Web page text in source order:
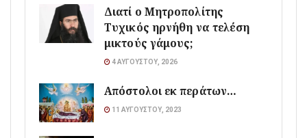
Διατί ο Μητροπολίτης
Τυχικός ηρνήθη να τελέση
μικτούς γάμους;
4 ΑΥΓΟΎΣΤΟΥ, 2026
Απόστολοι εκ περάτων…
11 ΑΥΓΟΎΣΤΟΥ, 2023